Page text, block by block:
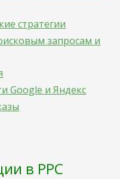
стратегии
запросам и
Google и Яндекс
в PPC